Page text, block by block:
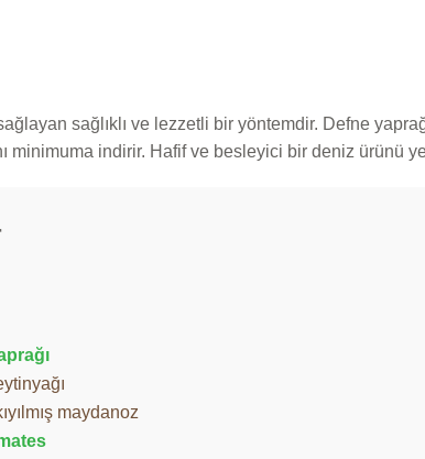
sağlıklı ve lezzetli bir yöntemdir. Defne
minimuma indirir. Hafif ve besleyici bir deniz ürünü
maydanoz